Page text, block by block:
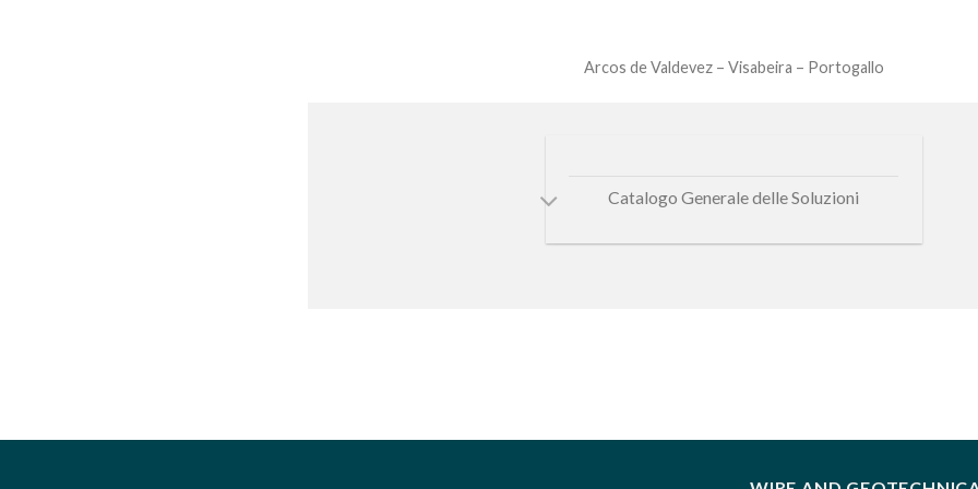
Arcos de Valdevez – Visabeira – Portogallo
Catalogo Generale delle Soluzioni